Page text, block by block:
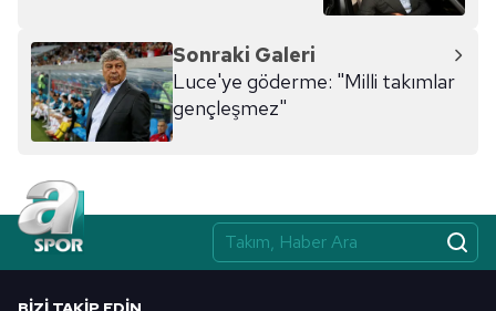
Sonraki Galeri
Luce'ye göderme: "Milli takımlar
gençleşmez"